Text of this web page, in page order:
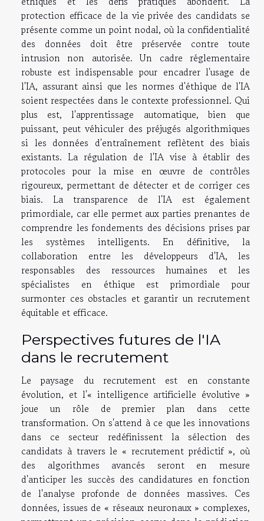
protection efficace de la vie privée des candidats se
présente comme un point nodal, où la confidentialité
des données doit être préservée contre toute
intrusion non autorisée. Un cadre réglementaire
robuste est indispensable pour encadrer l'usage de
l'IA, assurant ainsi que les normes d'éthique de l'IA
soient respectées dans le contexte professionnel. Qui
plus est, l'apprentissage automatique, bien que
puissant, peut véhiculer des préjugés algorithmiques
si les données d'entraînement reflètent des biais
existants. La régulation de l'IA vise à établir des
protocoles pour la mise en œuvre de contrôles
rigoureux, permettant de détecter et de corriger ces
biais. La transparence de l'IA est également
primordiale, car elle permet aux parties prenantes de
comprendre les fondements des décisions prises par
les systèmes intelligents. En définitive, la
collaboration entre les développeurs d'IA, les
responsables des ressources humaines et les
spécialistes en éthique est primordiale pour
surmonter ces obstacles et garantir un recrutement
équitable et efficace.
Perspectives futures de l'IA
dans le recrutement
Le paysage du recrutement est en constante
évolution, et l'« intelligence artificielle évolutive »
joue un rôle de premier plan dans cette
transformation. On s'attend à ce que les innovations
dans ce secteur redéfinissent la sélection des
candidats à travers le « recrutement prédictif », où
des algorithmes avancés seront en mesure
d'anticiper les succès des candidatures en fonction
de l'analyse profonde de données massives. Ces
données, issues de « réseaux neuronaux » complexes,